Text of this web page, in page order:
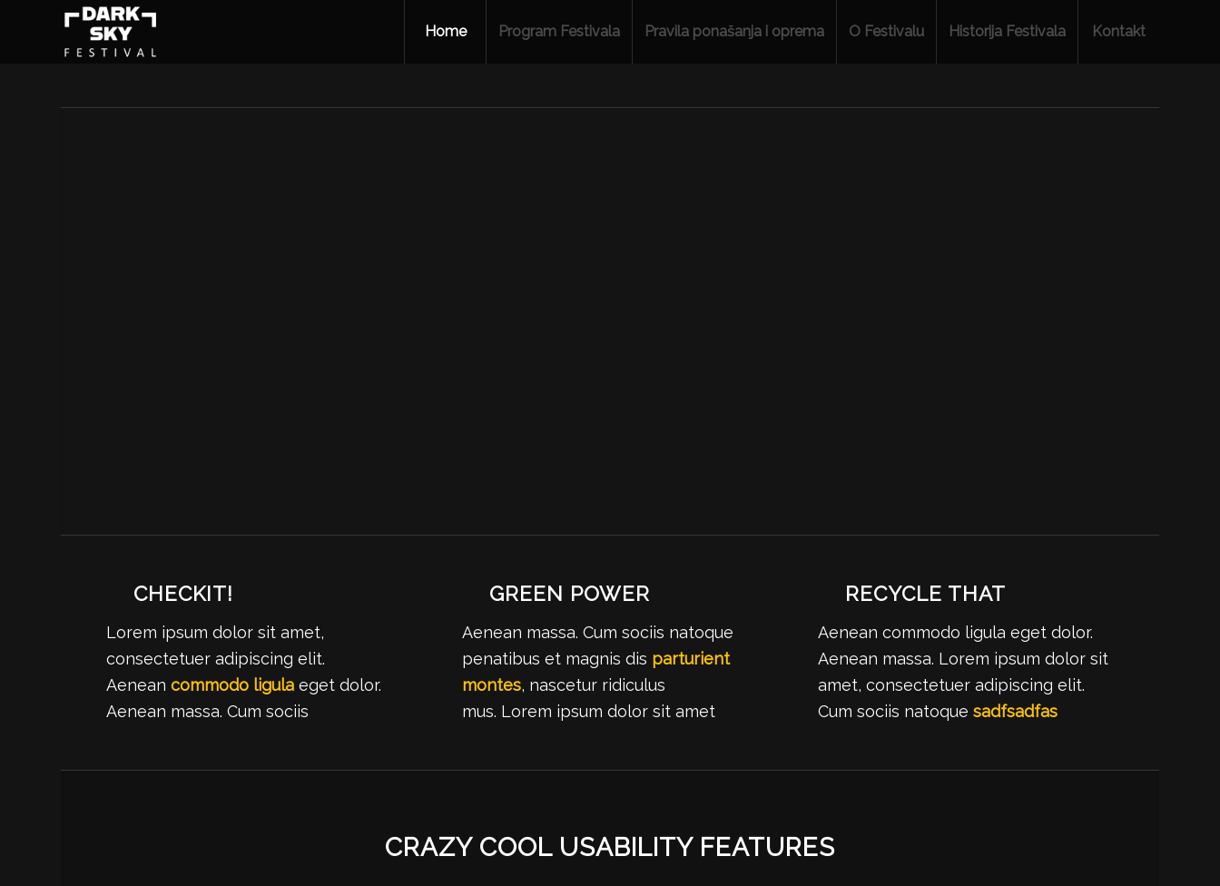
Home Program Festivala Pravila ponašanja i oprema O Festivalu Historija Festivala Kontakt
CHECKIT!
Lorem ipsum dolor sit amet,
consectetuer adipiscing elit.
Aenean commodo ligula eget dolor.
Aenean massa. Cum sociis
GREEN POWER
Aenean massa. Cum sociis natoque
penatibus et magnis dis parturient
montes, nascetur ridiculus
mus. Lorem ipsum dolor sit amet
RECYCLE THAT
Aenean commodo ligula eget dolor.
Aenean massa. Lorem ipsum dolor sit
amet, consectetuer adipiscing elit.
Cum sociis natoquesadfsadfas
CRAZY COOL USABILITY FEATURES